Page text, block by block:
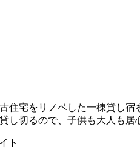
住宅をリノベした一棟貸し
し切るので、子供も大人も
ト